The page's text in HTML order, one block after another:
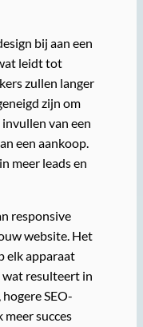
bij aan een
leidt tot
zullen langer
zijn om
van een
een aankoop.
meer leads en
responsive
website. Het
elk apparaat
wat resulteert in
SEO-
succes